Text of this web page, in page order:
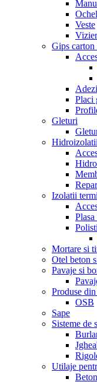
Veste
Gips carton
Placi
Gleturi
Hidroizolatii
Izolatii
Mortare si
Otel beton
Pavaje si
Produse
OSB
Sape
Sisteme de
Utilaje